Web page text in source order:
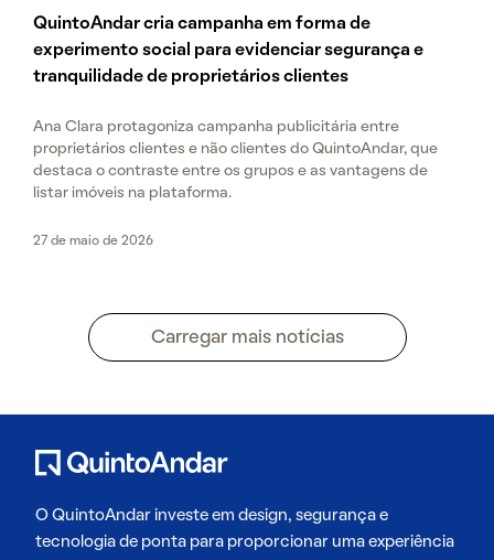
QuintoAndar cria campanha em forma de
experimento social para evidenciar segurança e
tranquilidade de proprietários clientes
Ana Clara protagoniza campanha publicitária entre
proprietários clientes e não clientes do QuintoAndar, que
destaca o contraste entre os grupos e as vantagens de
listar imóveis na plataforma.
27 de maio de 2026
Carregar mais notícias
O QuintoAndar investe em design, segurança e
tecnologia de ponta para proporcionar uma experiência